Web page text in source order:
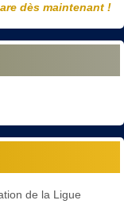
dès maintenant !
de la Ligue